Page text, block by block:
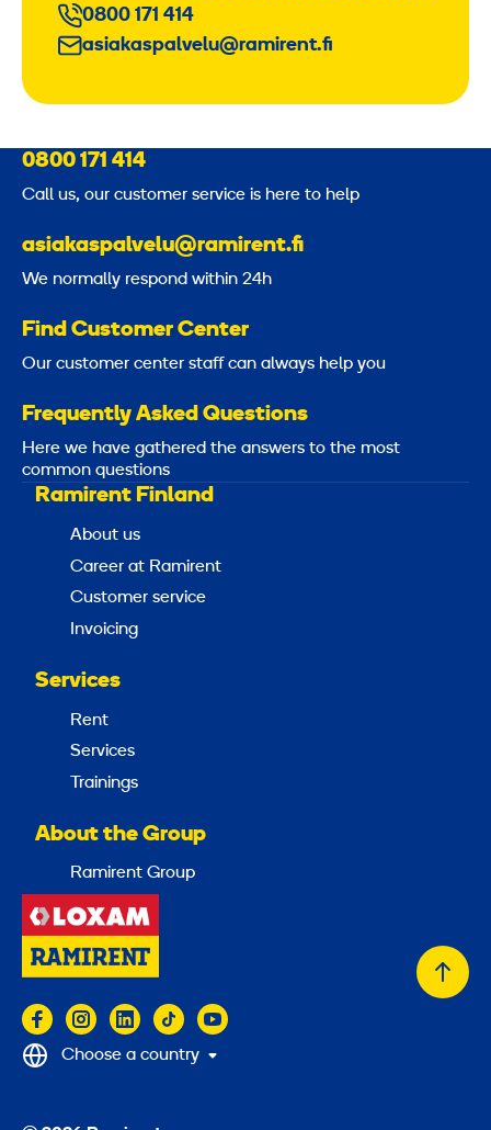
0800 171 414
asiakaspalvelu@ramirent.fi
0800 171 414
Call us, our customer service is here to help
asiakaspalvelu@ramirent.fi
We normally respond within 24h
Find Customer Center
Our customer center staff can always help you
Frequently Asked Questions
Here we have gathered the answers to the most
common questions
Ramirent Finland
About us
Career at Ramirent
Customer service
Invoicing
Services
Rent
Services
Trainings
About the Group
Ramirent Group
Back
Choose a country